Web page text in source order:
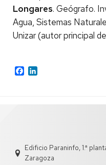
Longares. Geógrafo.
Agua, Sistemas
Unizar (autor principal
Facebook
Edificio Paraninfo, 1.ª
Zaragoza